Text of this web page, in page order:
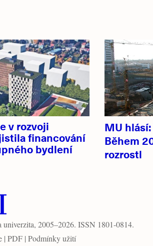
v rozvoji
financování
bydlení
MU
Během
rozrostl
univerzita, 2005–2026. ISSN 1801-0814.
| PDF | Podmínky užití